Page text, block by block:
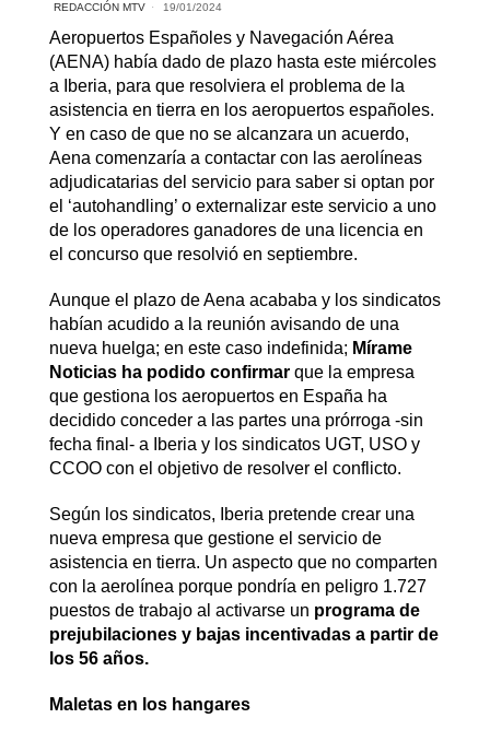
REDACCIÓN MTV 19/01/2024
Aeropuertos Españoles y Navegación Aérea
(AENA) había dado de plazo hasta este miércoles
a Iberia, para que resolviera el problema de la
asistencia en tierra en los aeropuertos españoles.
Y en caso de que no se alcanzara un acuerdo,
Aena comenzaría a contactar con las aerolíneas
adjudicatarias del servicio para saber si optan por
el ‘autohandling’ o externalizar este servicio a uno
de los operadores ganadores de una licencia en
el concurso que resolvió en septiembre.
Aunque el plazo de Aena acababa y los sindicatos
habían acudido a la reunión avisando de una
nueva huelga; en este caso indefinida; Mírame
Noticias ha podido confirmar que la empresa
que gestiona los aeropuertos en España ha
decidido conceder a las partes una prórroga -sin
fecha final- a Iberia y los sindicatos UGT, USO y
CCOO con el objetivo de resolver el conflicto.
Según los sindicatos, Iberia pretende crear una
nueva empresa que gestione el servicio de
asistencia en tierra. Un aspecto que no comparten
con la aerolínea porque pondría en peligro 1.727
puestos de trabajo al activarse un programa de
prejubilaciones y bajas incentivadas a partir de
los 56 años.
Maletas en los hangares